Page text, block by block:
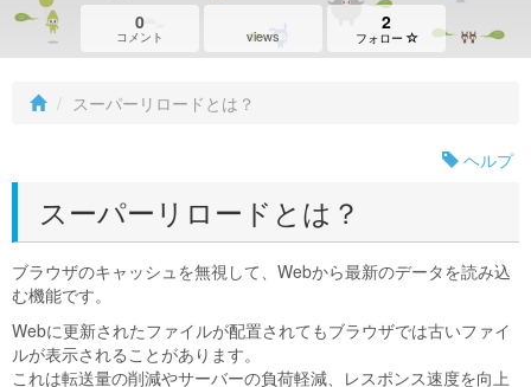
0
コメント views
2
フォロー
スーパーリロードとは？
ヘルプ
スーパーリロードとは？
ブラウザのキャッシュを無視して、Webから最新のデータを読み込
む機能です。
Webに更新されたファイルが配置されてもブラウザでは古いファイ
ルが表示されることがあります。
これは転送量の削減やサーバーの負荷軽減、レスポンス速度を向上